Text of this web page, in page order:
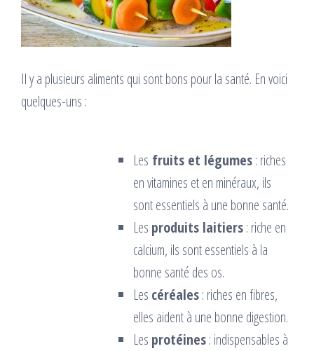
Il y a plusieurs aliments qui sont bons pour la santé. En voici
quelques-uns :
Les fruits et légumes: riches
en vitamines et en minéraux, ils
sont essentiels à une bonne santé.
Les produits laitiers: riche en
calcium, ils sont essentiels à la
bonne santé des os.
Les céréales: riches en fibres,
elles aident à une bonne digestion.
Les protéines: indispensables à